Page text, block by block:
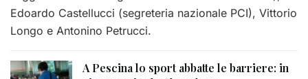
Edoardo Castellucci (segreteria nazionale PCI), Vittorio
Longo e Antonino Petrucci.
A Pescina lo sport abbatte le barriere: in